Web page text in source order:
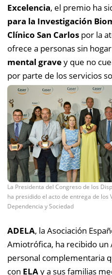
Excelencia, el premio ha
para la Investigación
Clínico San Carlos por la
ofrece a personas sin
mental gravey que no
por parte de los servicios
La Presidenta del Congreso de los
ha presidido el acto de entrega de los
Dependencia y Sociedad
ADELA, la Asociación
Amiotrófica, ha recibido un
personal complementaria
con ELAy a sus familias